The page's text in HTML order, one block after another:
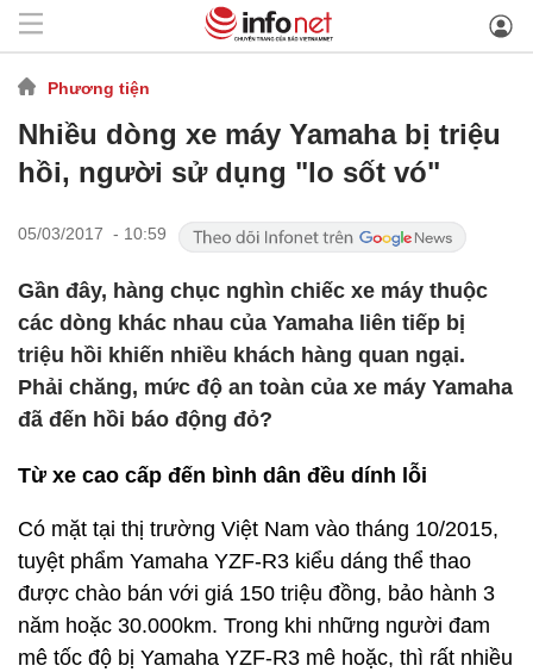
Phương tiện
Nhiều dòng xe máy Yamaha bị triệu
hồi, người sử dụng "lo sốt vó"
05/03/2017 - 10:59
Gần đây, hàng chục nghìn chiếc xe máy thuộc
các dòng khác nhau của Yamaha liên tiếp bị
triệu hồi khiến nhiều khách hàng quan ngại.
Phải chăng, mức độ an toàn của xe máy Yamaha
đã đến hồi báo động đỏ?
Từ xe cao cấp đến bình dân đều dính lỗi
Có mặt tại thị trường Việt Nam vào tháng 10/2015,
tuyệt phẩm Yamaha YZF-R3 kiểu dáng thể thao
được chào bán với giá 150 triệu đồng, bảo hành 3
năm hoặc 30.000km. Trong khi những người đam
mê tốc độ bị Yamaha YZF-R3 mê hoặc, thì rất nhiều